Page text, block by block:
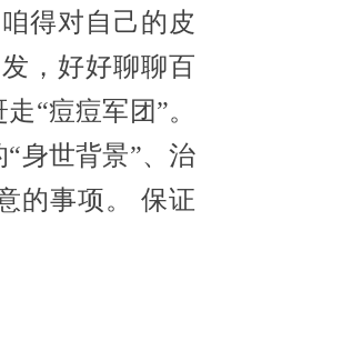
得对自己的皮
，好好聊聊百
“痘痘军团”。
身世背景”、治
的事项。 保证